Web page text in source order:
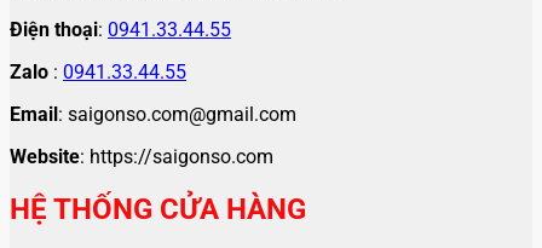
Điện thoại: 0941.33.44.55
Zalo : 0941.33.44.55
Email: saigonso.com@gmail.com
Website: https://saigonso.com
HỆ THỐNG CỬA HÀNG